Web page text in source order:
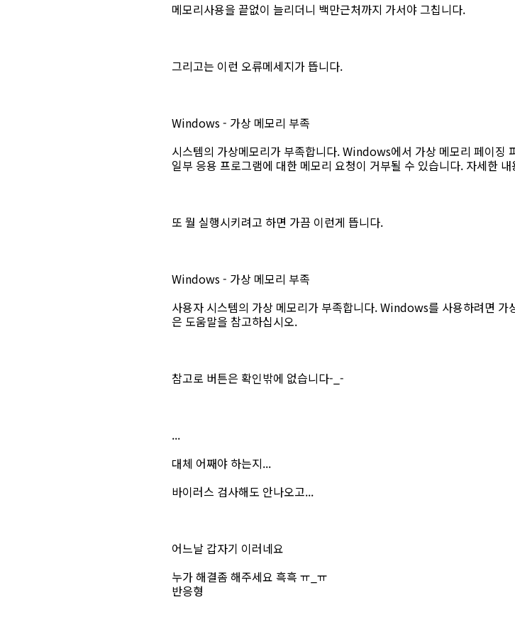
메모리사용을 끝없이 늘리더니 백만근처까지 가서야 그칩니다.
그리고는 이런 오류메세지가 뜹니다.
Windows - 가상 메모리 부족
시스템의 가상메모리가 부족합니다. Windows에서 가상 메모리 페이징
일부 응용 프로그램에 대한 메모리 요청이 거부될 수 있습니다. 자세한
또 뭘 실행시키려고 하면 가끔 이런게 뜹니다.
Windows - 가상 메모리 부족
사용자 시스템의 가상 메모리가 부족합니다. Windows를 사용하려면
은 도움말을 참고하십시오.
참고로 버튼은 확인밖에 없습니다-_-
...
대체 어째야 하는지...
바이러스 검사해도 안나오고...
어느날 갑자기 이러네요
누가 해결좀 해주세요 흑흑 ㅠ_ㅠ
반응형